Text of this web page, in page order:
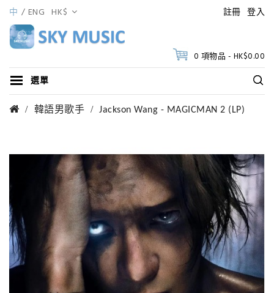
註冊 登入
中 ENG HK$
0 項物品 - HK$0.00
選單
韓語男歌手 Jackson Wang - MAGICMAN 2 (LP)